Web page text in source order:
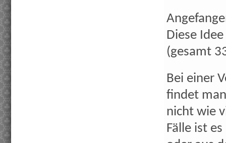
Diese
(gesamt
Bei einer
findet
nicht wie
Fälle ist